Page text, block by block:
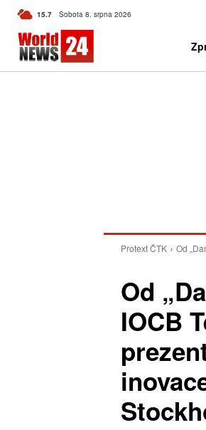
15.7 C Czech
Sobota 8. srpna 2026
Protext ČTK Od
Od
IOCB